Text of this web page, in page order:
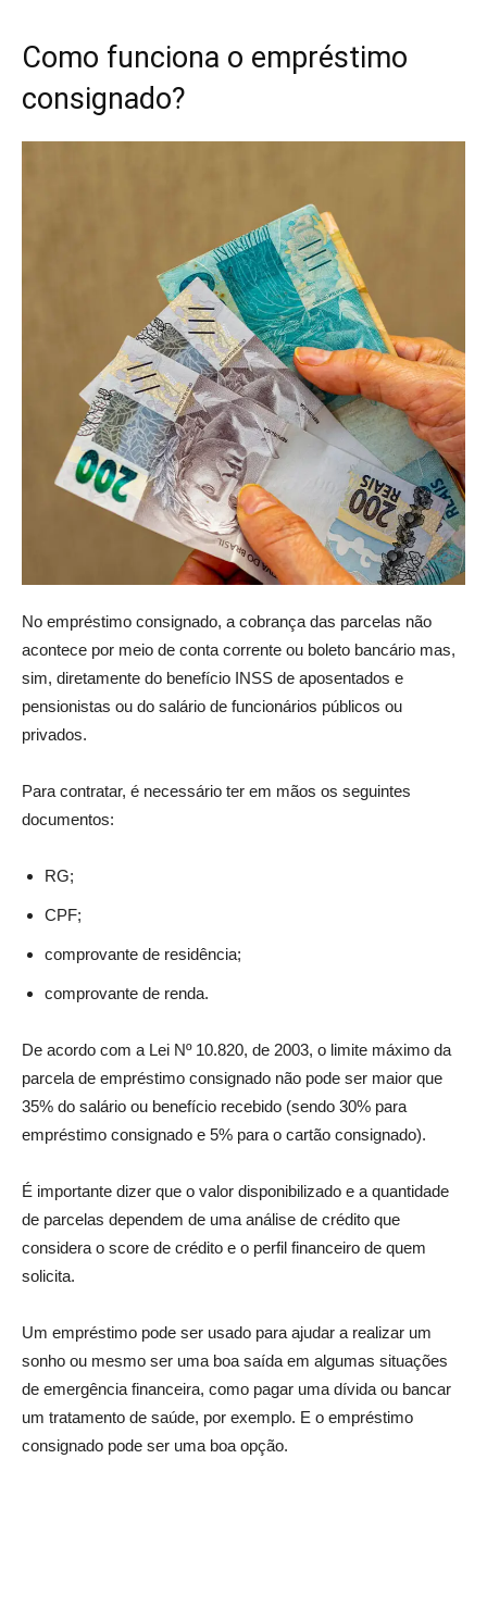
Como funciona o empréstimo
consignado?
No empréstimo consignado, a cobrança das parcelas não
acontece por meio de conta corrente ou boleto bancário mas,
sim, diretamente do benefício INSS de aposentados e
pensionistas ou do salário de funcionários públicos ou
privados.
Para contratar, é necessário ter em mãos os seguintes
documentos:
RG;
CPF;
comprovante de residência;
comprovante de renda.
De acordo com a Lei Nº 10.820, de 2003, o limite máximo da
parcela de empréstimo consignado não pode ser maior que
35% do salário ou benefício recebido (sendo 30% para
empréstimo consignado e 5% para o cartão consignado).
É importante dizer que o valor disponibilizado e a quantidade
de parcelas dependem de uma análise de crédito que
considera o score de crédito e o perfil financeiro de quem
solicita.
Um empréstimo pode ser usado para ajudar a realizar um
sonho ou mesmo ser uma boa saída em algumas situações
de emergência financeira, como pagar uma dívida ou bancar
um tratamento de saúde, por exemplo. E o empréstimo
consignado pode ser uma boa opção.